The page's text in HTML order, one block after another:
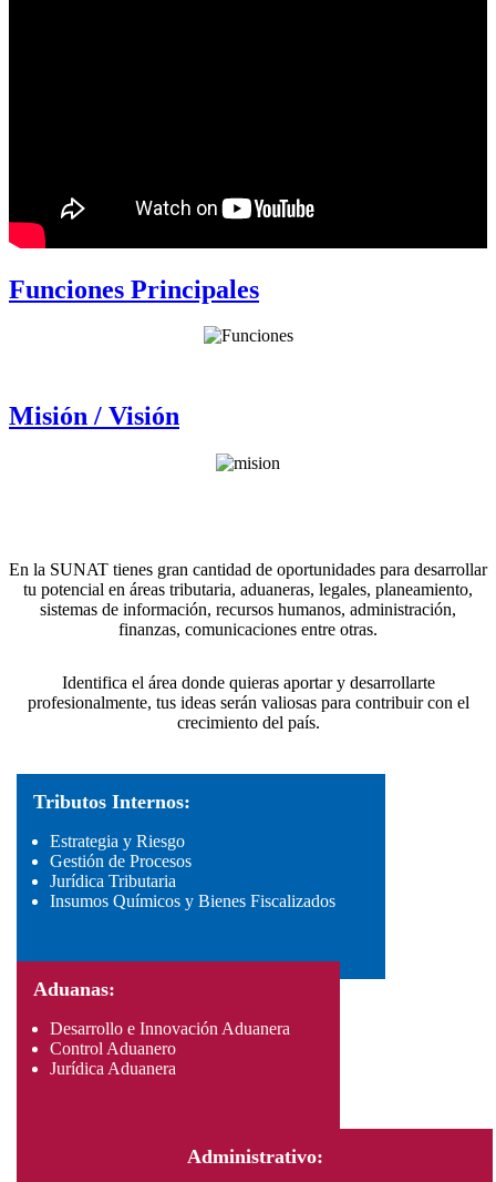
Funciones Principales
Misión / Visión
En la SUNAT tienes gran cantidad de oportunidades para desarrollar
tu potencial en áreas tributaria, aduaneras, legales, planeamiento,
sistemas de información, recursos humanos, administración,
finanzas, comunicaciones entre otras.
Identifica el área donde quieras aportar y desarrollarte
profesionalmente, tus ideas serán valiosas para contribuir con el
crecimiento del país.
Tributos Internos:
Estrategia y Riesgo
Gestión de Procesos
Jurídica Tributaria
Insumos Químicos y Bienes Fiscalizados
Aduanas:
Desarrollo e Innovación Aduanera
Control Aduanero
Jurídica Aduanera
Administrativo: